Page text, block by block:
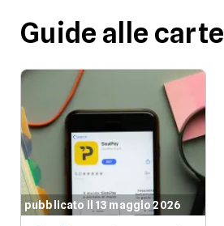
Guide alle carte
pubblicato il 13 maggio 2026